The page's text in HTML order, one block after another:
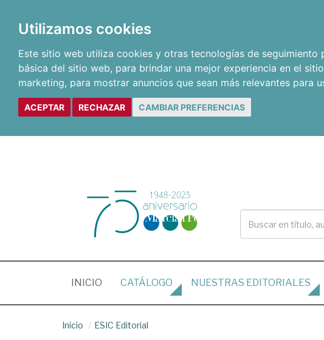
Utilizamos cookies
Este sitio web utiliza cookies y otras tecnologías de
básica del sitio web, para brindar una mejor experiencia en el
marketing, para mostrar anuncios que sean más relevantes para
ACEPTAR RECHAZAR CAMBIAR PREFERENCIAS
INICIO (CURRENT)
CATÁLOGO NUESTRAS EDITORIALES
Inicio ESIC Editorial